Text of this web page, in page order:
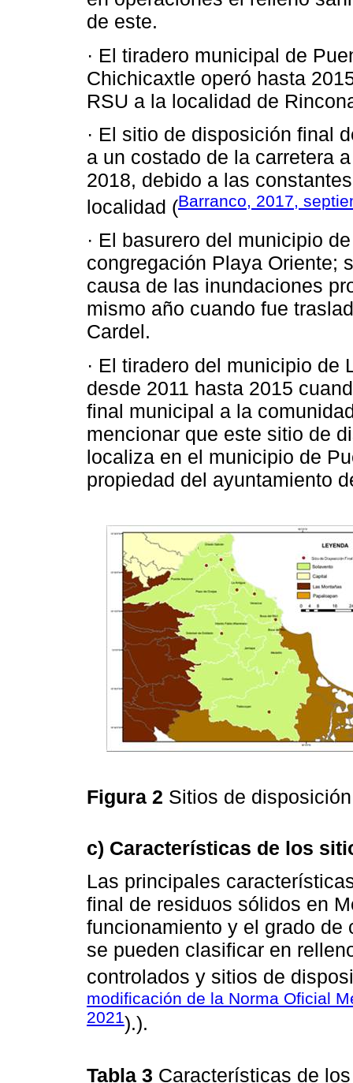
de este.
· El tiradero municipal de
Chichicaxtle operó hasta
RSU a la localidad de
· El sitio de disposición final
a un costado de la carretera
2018, debido a las
localidad (Barranco, 2017,
· El basurero del municipio
congregación Playa Oriente;
causa de las inundaciones
mismo año cuando fue
Cardel.
· El tiradero del municipio de
desde 2011 hasta 2015
final municipal a la
mencionar que este sitio de
localiza en el municipio de
propiedad del ayuntamiento
Figura 2 Sitios de
c) Características de los
Las principales
final de residuos sólidos en
funcionamiento y el grado
se pueden clasificar en
controlados y sitios de
modificación de la Norma Oficial
2021).).
Tabla 3 Características de